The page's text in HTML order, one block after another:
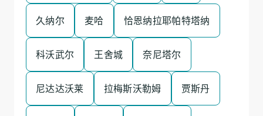
久纳尔 麦哈 恰恩纳拉耶帕特塔纳
科沃武尔 王舍城 奈尼塔尔
尼达达沃莱 拉梅斯沃勒姆 贾斯丹